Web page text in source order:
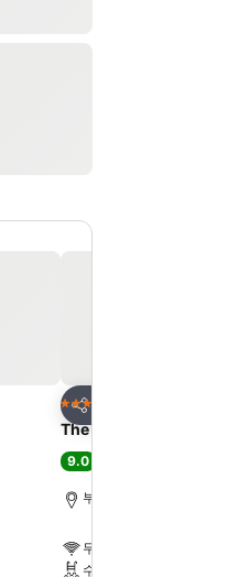
공유
5 성급
The Westin Josun Busan
9.0
부산, 도심에서 7.6km
무료 WiFi
수영장